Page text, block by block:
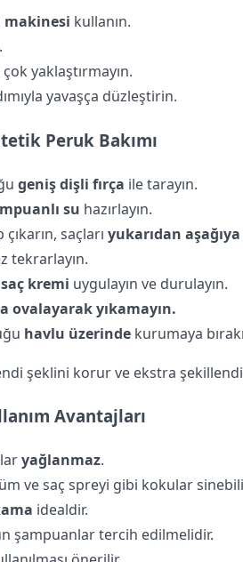
makinesi kullanın.
yaklaştırmayın.
yavaşça düzleştirin.
Peruk Bakımı
geniş dişli fırça ile tarayın.
su hazırlayın.
saçları yukarıdan
tekrarlayın.
saç kremi uygulayın ve durulayın.
ovalayarak yıkamayın.
havlu üzerinde kurumaya
şeklini korur ve ekstra
Avantajları
yağlanmaz.
ve saç spreyi gibi kokular
idealdir.
şampuanlar tercih edilmelidir.